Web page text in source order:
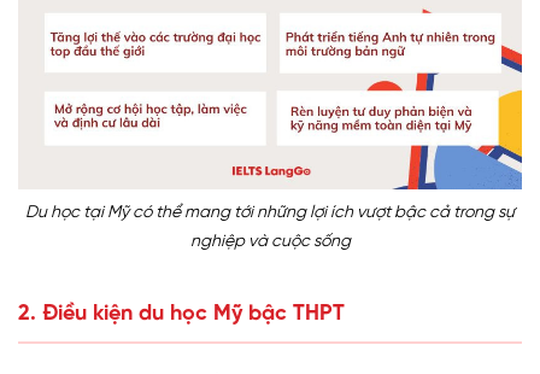
Du học tại Mỹ có thể mang tới những lợi ích vượt bậc cả trong sự
nghiệp và cuộc sống
2. Điều kiện du học Mỹ bậc THPT